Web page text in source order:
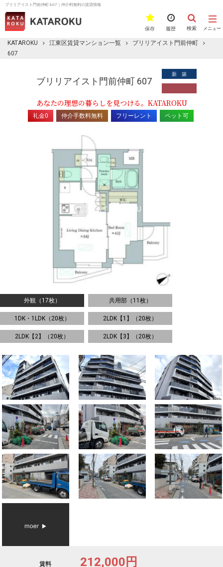
ブリリアイスト門前仲町 607｜仲介料無料の賃貸情報
メニュー
検索
履歴
保存
KATAROKU 江東区賃貸マンション一覧
ブリリアイスト門前仲町
607
ブリリアイスト門前仲町 607
新 築
あなたの理想の暮らしを見つける。KATAROKU
礼金0 仲介手数料無料 フリーレント ペット可
外観（17枚） 共用部（11枚）
1DK・1LDK（20枚） 2LDK【1】（20枚）
2LDK【2】（20枚） 2LDK【3】（20枚）
賃料 212,000 円